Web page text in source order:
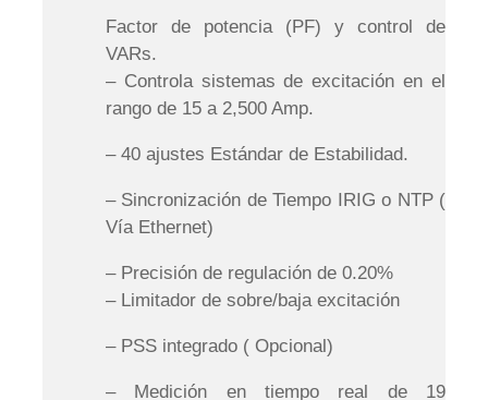
Factor de potencia (PF) y control de
VARs.
– Controla sistemas de excitación en el
rango de 15 a 2,500 Amp.
– 40 ajustes Estándar de Estabilidad.
– Sincronización de Tiempo IRIG o NTP (
Vía Ethernet)
– Precisión de regulación de 0.20%
– Limitador de sobre/baja excitación
– PSS integrado ( Opcional)
– Medición en tiempo real de 19